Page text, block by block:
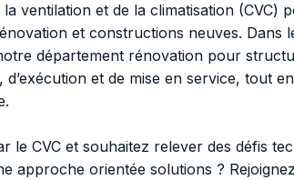
ventilation et de la climatisation (CVC)
et constructions neuves. Dans
département rénovation pour
et de mise en service, tout
le CVC et souhaitez relever des défis
approche orientée solutions ?